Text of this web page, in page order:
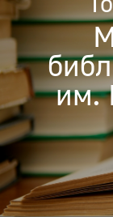
им.